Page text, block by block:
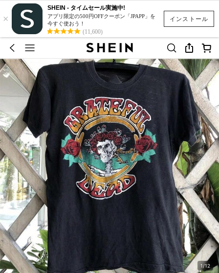
インストール
×
SHEIN - タイムセール実施中!
アプリ限定の500円OFFクーポン「JPAPP」を
今すぐ使おう！
(11,600)
1/12